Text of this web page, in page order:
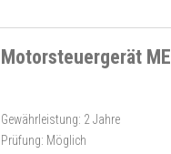
Motorsteuergerät
Gewährleistung: 2 Jahre
Prüfung: Möglich